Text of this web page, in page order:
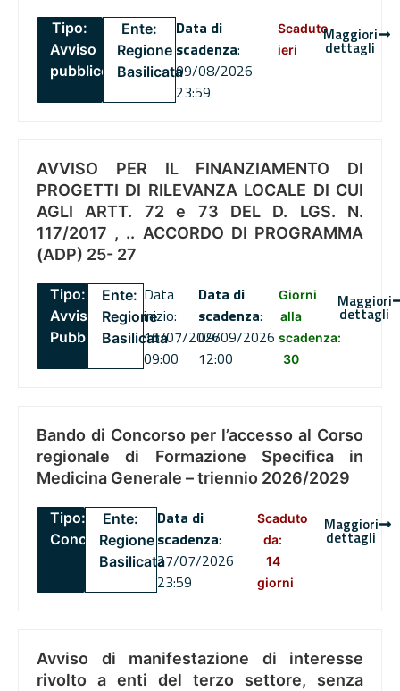
Tipo:
Avviso
pubblico
Ente:
Regione
Basilicata
Data di
scadenza:
09/08/2026
23:59
Scaduto
ieri
Maggiori
dettagli
AVVISO PER IL FINANZIAMENTO DI
PROGETTI DI RILEVANZA LOCALE DI CUI
AGLI ARTT. 72 e 73 DEL D. LGS. N.
117/2017 , .. ACCORDO DI PROGRAMMA
(ADP) 25- 27
Tipo:
Avviso
Pubblico
Ente:
Regione
Basilicata
Data
inizio:
16/07/2026
09:00
Data di
scadenza:
09/09/2026
12:00
Giorni
alla
scadenza:
30
Maggiori
dettagli
Bando di Concorso per l’accesso al Corso
regionale di Formazione Specifica in
Medicina Generale – triennio 2026/2029
Tipo:
Concorsi
Ente:
Regione
Basilicata
Data di
scadenza:
27/07/2026
23:59
Scaduto
da:
14
giorni
Maggiori
dettagli
Avviso di manifestazione di interesse
rivolto a enti del terzo settore, senza